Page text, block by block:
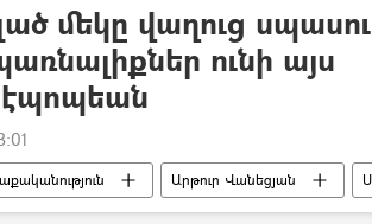
մեկը վաղուց
ունի այս
Արթուր Վանեցյան